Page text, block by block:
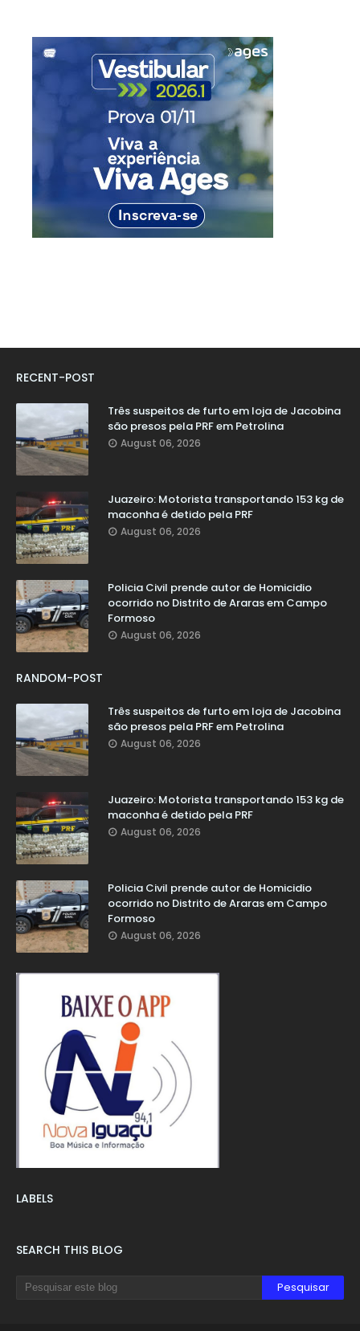
RECENT-POST
Três suspeitos de furto em loja de Jacobina
são presos pela PRF em Petrolina
August 06, 2026
Juazeiro: Motorista transportando 153 kg de
maconha é detido pela PRF
August 06, 2026
Policia Civil prende autor de Homicidio
ocorrido no Distrito de Araras em Campo
Formoso
August 06, 2026
RANDOM-POST
Três suspeitos de furto em loja de Jacobina
são presos pela PRF em Petrolina
August 06, 2026
Juazeiro: Motorista transportando 153 kg de
maconha é detido pela PRF
August 06, 2026
Policia Civil prende autor de Homicidio
ocorrido no Distrito de Araras em Campo
Formoso
August 06, 2026
LABELS
SEARCH THIS BLOG